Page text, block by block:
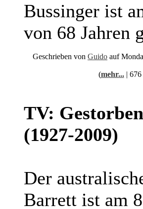
Bussinger ist
von 68 Jahren
Geschrieben von Guido auf
(mehr...| 676
TV:
(1927-2009)
Der
Barrett ist am